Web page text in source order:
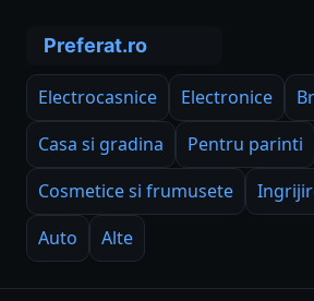
Electrocasnice Electronice
Casa si gradina
Pentru parinti
Cosmetice si frumusete
Auto
Alte